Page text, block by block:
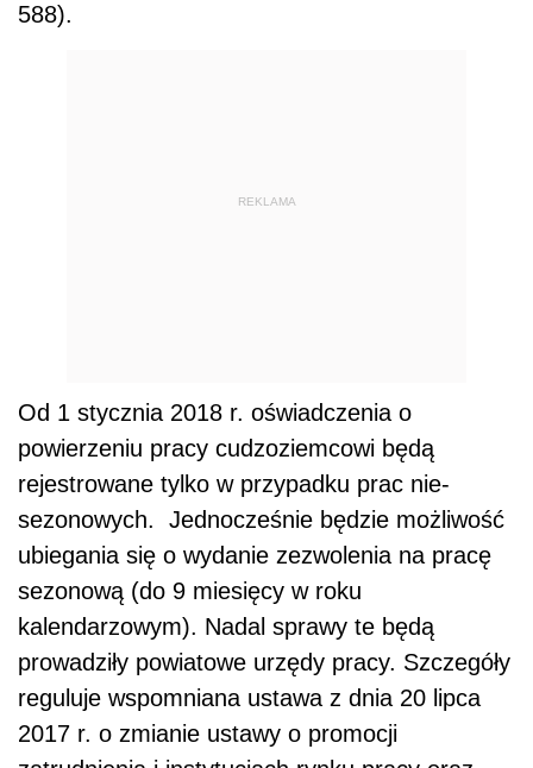
588).
REKLAMA
Od 1 stycznia 2018 r. oświadczenia o
powierzeniu pracy cudzoziemcowi będą
rejestrowane tylko w przypadku prac nie-
sezonowych. Jednocześnie będzie możliwość
ubiegania się o wydanie zezwolenia na pracę
sezonową (do 9 miesięcy w roku
kalendarzowym). Nadal sprawy te będą
prowadziły powiatowe urzędy pracy. Szczegóły
reguluje wspomniana ustawa z dnia 20 lipca
2017 r. o zmianie ustawy o promocji